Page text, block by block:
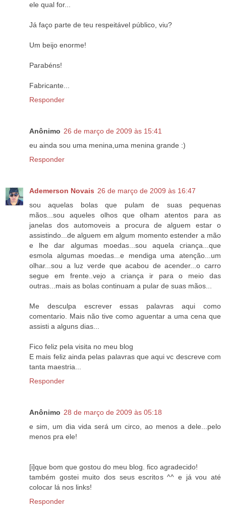
ele qual for...
Já faço parte de teu respeitável público, viu?
Um beijo enorme!
Parabéns!
Fabricante...
Responder
Anônimo 26 de março de 2009 às 15:41
eu ainda sou uma menina,uma menina grande :)
Responder
Ademerson Novais 26 de março de 2009 às 16:47
sou aquelas bolas que pulam de suas pequenas
mãos...sou aqueles olhos que olham atentos para as
janelas dos automoveis a procura de alguem estar o
assistindo...de alguem em algum momento estender a mão
e lhe dar algumas moedas...sou aquela criança...que
esmola algumas moedas...e mendiga uma atenção...um
olhar...sou a luz verde que acabou de acender...o carro
segue em frente..vejo a criança ir para o meio das
outras...mais as bolas continuam a pular de suas mãos...
Me desculpa escrever essas palavras aqui como
comentario. Mais não tive como aguentar a uma cena que
assisti a alguns dias...
Fico feliz pela visita no meu blog
E mais feliz ainda pelas palavras que aqui vc descreve com
tanta maestria...
Responder
Anônimo 28 de março de 2009 às 05:18
e sim, um dia vida será um circo, ao menos a dele...pelo
menos pra ele!
[i]que bom que gostou do meu blog. fico agradecido!
também gostei muito dos seus escritos ^^ e já vou até
colocar lá nos links!
Responder